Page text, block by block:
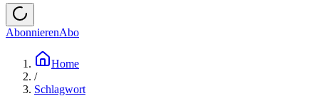
AbonnierenAbo
Home
/
Schlagwort